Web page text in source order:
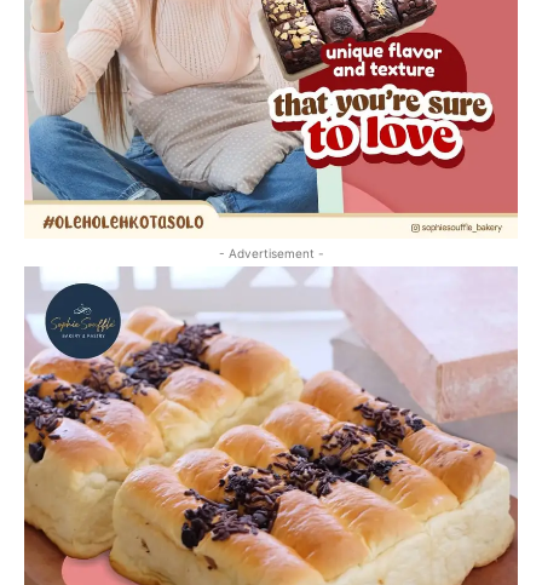
- Advertisement -